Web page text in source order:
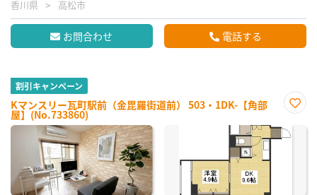
香川県 高松市
お問合わせ 電話する
割引キャンペーン
Kマンスリー瓦町駅前（金毘羅街道前） 503・1DK-【角部
屋】(No.733860)
に入
り登